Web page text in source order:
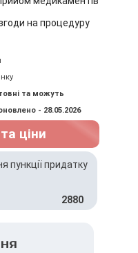
на процедуру
та можуть
- 28.05.2026
ціни
пункції придатку
2880